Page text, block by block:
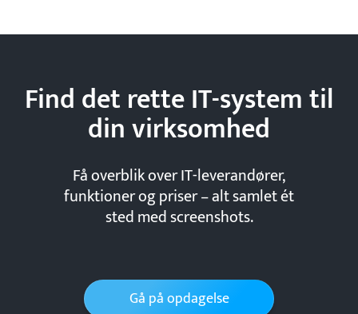
Find det rette IT-system til
dinvirksomhed
Få overblik over IT-leverandører,
funktioner og priser – alt samlet ét
sted med screenshots.
Gå på opdagelse